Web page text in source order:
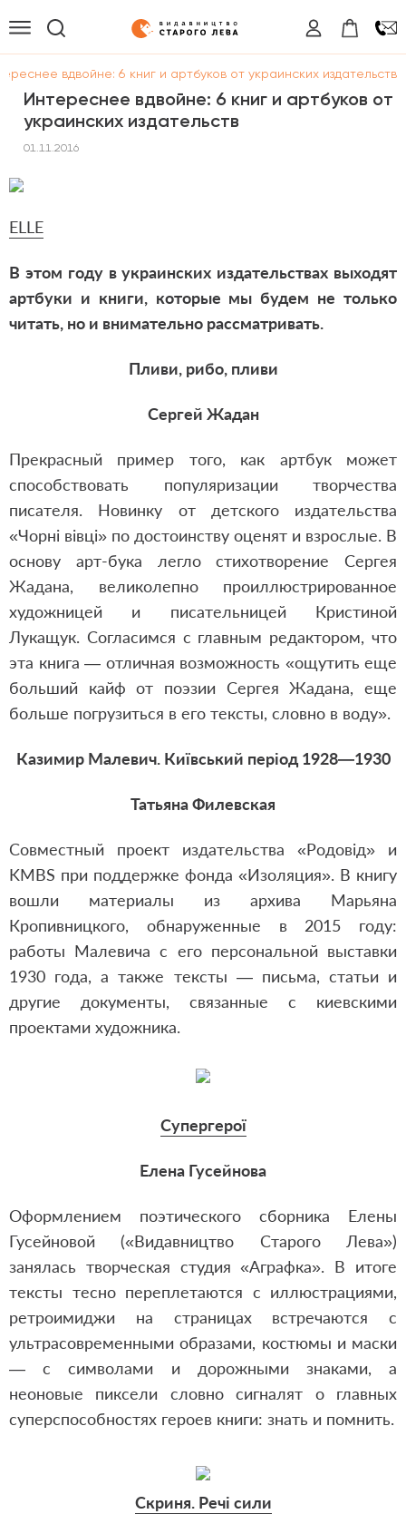
вдвойне: 6 книг и артбуков от украинских издательств
Интереснее вдвойне: 6 книг и артбуков от
украинских издательств
01.11.2016
ELLE
В этом году в украинских издательствах выходят
артбуки и книги, которые мы будем не только
читать, но и внимательно рассматривать.
Пливи, рибо, пливи
Сергей Жадан
Прекрасный пример того, как артбук может
способствовать популяризации творчества
писателя. Новинку от детского издательства
«Чорні вівці» по достоинству оценят и взрослые. В
основу арт-бука легло стихотворение Сергея
Жадана, великолепно проиллюстрированное
художницей и писательницей Кристиной
Лукащук. Согласимся с главным редактором, что
эта книга — отличная возможность «ощутить еще
больший кайф от поэзии Сергея Жадана, еще
больше погрузиться в его тексты, словно в воду».
Казимир Малевич. Київський період 1928—1930
Татьяна Филевская
Совместный проект издательства «Родовід» и
KMBS при поддержке фонда «Изоляция». В книгу
вошли материалы из архива Марьяна
Кропивницкого, обнаруженные в 2015 году:
работы Малевича с его персональной выставки
1930 года, а также тексты — письма, статьи и
другие документы, связанные с киевскими
проектами художника.
Супергерої
Елена Гусейнова
Оформлением поэтического сборника Елены
Гусейновой («Видавництво Старого Лева»)
занялась творческая студия «Аграфка». В итоге
тексты тесно переплетаются с иллюстрациями,
ретроимиджи на страницах встречаются с
ультрасовременными образами, костюмы и маски
— с символами и дорожными знаками, а
неоновые пиксели словно сигналят о главных
суперспособностях героев книги: знать и помнить.
Скриня. Речі сили